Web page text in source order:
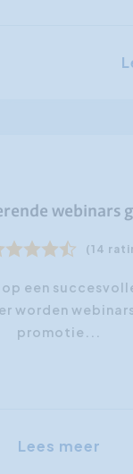
webinars
(14
een
worden
promotie...
Lees meer